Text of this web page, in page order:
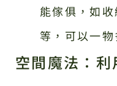
能傢俱，如
等，可以一
空間魔法：